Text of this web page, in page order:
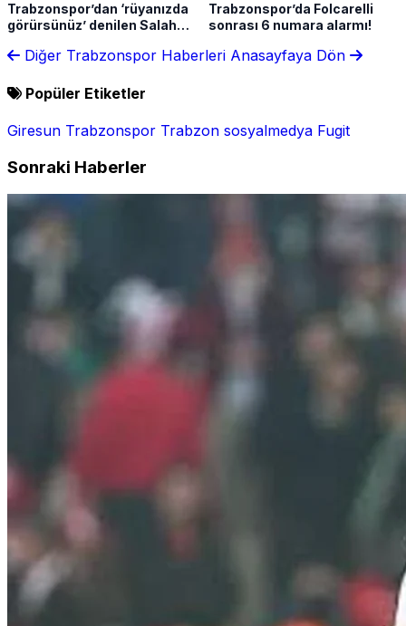
Trabzonspor’dan ‘rüyanızda
görürsünüz’ denilen Salah
video! Bizde rüyalar gerçek
Trabzonspor’da Folcarelli
sonrası 6 numara alarmı!
Diğer Trabzonspor Haberleri Anasayfaya Dön
Popüler Etiketler
Giresun Trabzonspor Trabzon sosyalmedya Fugit
Sonraki Haberler